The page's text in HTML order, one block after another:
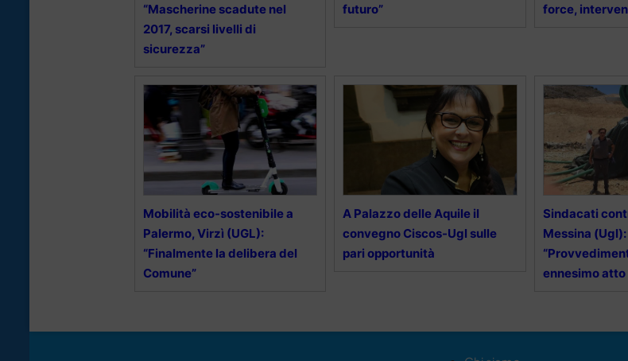
“Mascherine scadute nel
2017, scarsi livelli di
sicurezza”
futuro”
force,
Mobilità eco-sostenibile a
Palermo, Virzì (UGL):
“Finalmente la delibera del
Comune”
A Palazzo delle Aquile il
convegno Ciscos-Ugl sulle
pari opportunità
Sindacati
Messina (Ugl):
ennesimo atto